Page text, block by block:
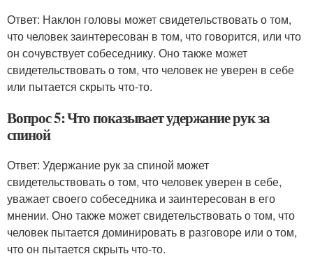
Ответ: Наклон головы может свидетельствовать о том,
что человек заинтересован в том, что говорится, или что
он сочувствует собеседнику. Оно также может
свидетельствовать о том, что человек не уверен в себе
или пытается скрыть что-то.
Вопрос 5: Что показывает удержание рук за
спиной
Ответ: Удержание рук за спиной может
свидетельствовать о том, что человек уверен в себе,
уважает своего собеседника и заинтересован в его
мнении. Оно также может свидетельствовать о том, что
человек пытается доминировать в разговоре или о том,
что он пытается скрыть что-то.